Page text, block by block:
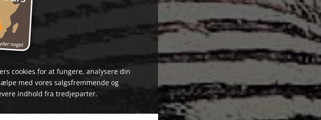
cookies for at fungere, analysere din
med vores salgsfremmende og
indhold fra tredjeparter.